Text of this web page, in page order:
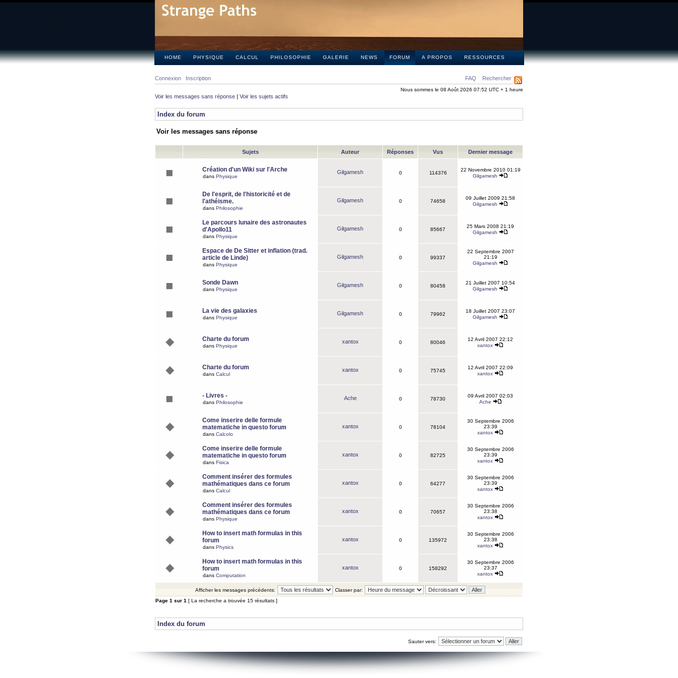
HOME PHYSIQUE CALCUL PHILOSOPHIE GALERIE NEWS FORUM A PROPOS RESSOURCES
FAQ Rechercher
Connexion Inscription
Nous sommes le 08 Août 2026 07:52 UTC + 1 heure
Voir les messages sans réponse | Voir les sujets actifs
Index du forum
Voir les messages sans réponse
Sujets Auteur Réponses Vus Dernier message
Création d'un Wiki sur l'Arche
dans Physique
Gilgamesh 0 114376
22 Novembre 2010 01:19
Gilgamesh
De l'esprit, de l'historicité et de
l'athéisme.
dans Philosophie
Gilgamesh 0 74658
09 Juillet 2009 21:58
Gilgamesh
Le parcours lunaire des astronautes
d'Apollo11
dans Physique
Gilgamesh 0 85667
25 Mars 2008 21:19
Gilgamesh
Espace de De Sitter et inflation (trad.
article de Linde)
dans Physique
Gilgamesh 0 99337
22 Septembre 2007
21:19
Gilgamesh
Sonde Dawn
dans Physique
Gilgamesh 0 80458
21 Juillet 2007 10:54
Gilgamesh
La vie des galaxies
dans Physique
Gilgamesh 0 79962
18 Juillet 2007 23:07
Gilgamesh
Charte du forum
dans Physique
xantox 0 80046
12 Avril 2007 22:12
xantox
Charte du forum
dans Calcul
xantox 0 75745
12 Avril 2007 22:09
xantox
- Livres -
dans Philosophie
Ache 0 78730
09 Avril 2007 02:03
Ache
Come inserire delle formule
matematiche in questo forum
dans Calcolo
xantox 0 78104
30 Septembre 2006
23:39
xantox
Come inserire delle formule
matematiche in questo forum
dans Fisica
xantox 0 82725
30 Septembre 2006
23:39
xantox
Comment insérer des formules
mathématiques dans ce forum
dans Calcul
xantox 0 64277
30 Septembre 2006
23:39
xantox
Comment insérer des formules
mathématiques dans ce forum
dans Physique
xantox 0 70657
30 Septembre 2006
23:38
xantox
How to insert math formulas in this
forum
dans Physics
xantox 0 135972
30 Septembre 2006
23:38
xantox
How to insert math formulas in this
forum
dans Computation
xantox 0 158292
30 Septembre 2006
23:37
xantox
Afficher les messages précédents:
Classer par:
Page 1 sur 1 [ La recherche a trouvée 15 résultats ]
Index du forum
Sauter vers: